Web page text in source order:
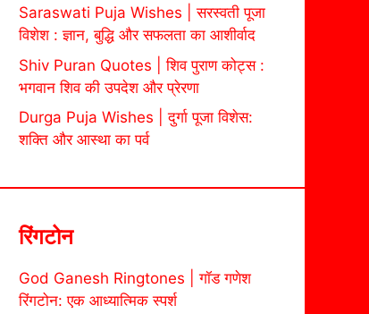
Saraswati Puja Wishes | सरस्वती पूजा
विशेश : ज्ञान, बुद्धि और सफलता का आशीर्वाद
Shiv Puran Quotes | शिव पुराण कोट्स :
भगवान शिव की उपदेश और प्रेरणा
Durga Puja Wishes | दुर्गा पूजा विशेस:
शक्ति और आस्था का पर्व
रिंगटोन
God Ganesh Ringtones | गॉड गणेश
रिंगटोन: एक आध्यात्मिक स्पर्श